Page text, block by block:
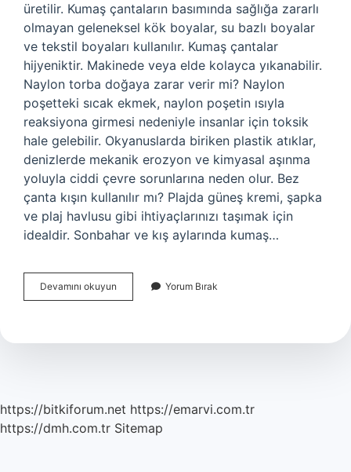
üretilir. Kumaş çantaların basımında sağlığa zararlı
olmayan geleneksel kök boyalar, su bazlı boyalar
ve tekstil boyaları kullanılır. Kumaş çantalar
hijyeniktir. Makinede veya elde kolayca yıkanabilir.
Naylon torba doğaya zarar verir mi? Naylon
poşetteki sıcak ekmek, naylon poşetin ısıyla
reaksiyona girmesi nedeniyle insanlar için toksik
hale gelebilir. Okyanuslarda biriken plastik atıklar,
denizlerde mekanik erozyon ve kimyasal aşınma
yoluyla ciddi çevre sorunlarına neden olur. Bez
çanta kışın kullanılır mı? Plajda güneş kremi, şapka
ve plaj havlusu gibi ihtiyaçlarınızı taşımak için
idealdir. Sonbahar ve kış aylarında kumaş…
Devamını okuyun
Çanta
Verir
Yorum Bırak
https://bitkiforum.net https://emarvi.com.tr
https://dmh.com.tr Sitemap